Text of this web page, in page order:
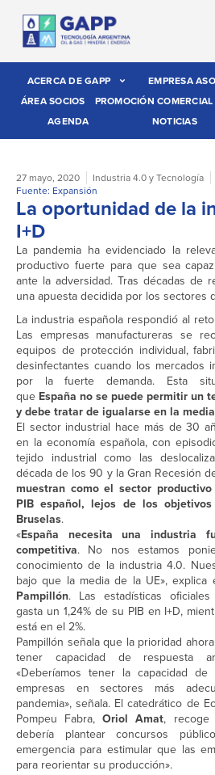
ACERCA DE GAPP EMPRESA
ÁREA SOCIOS
PROMOCIÓN COMERCIAL
AGENDA
NOTICIAS
27 mayo, 2020 Industria 4.0 y Tecnología
Fuente: Expansión
La oportunidad de la
I+D
La pandemia ha evidenciado la
productivo fuerte para que sea
ante la adversidad. Tras décadas de
una apuesta decidida por los sectores
La industria española respondió al
Las empresas manufactureras se
equipos de protección individual,
desinfectantes cuando los mercados
por la fuerte demanda. Esta
que España no se puede permitir un
y debe tratar de igualarse en la
El sector industrial hace más de 30
en la economía española, con
tejido industrial como las
década de los 90 y la Gran Recesión
muestran como el sector
PIB español, lejos de los
Bruselas.
«España necesita una industria
competitiva. No nos estamos
conocimiento de la industria 4.0.
bajo que la media de la UE», explica
Pampillón. Las estadísticas
gasta un 1,24% de su PIB en I+D,
está en el 2%.
Pampillón señala que la prioridad
tener capacidad de respuesta
«Deberíamos tener la capacidad de
empresas en sectores más
pandemia», señala. El catedrático de
Pompeu Fabra,Oriol Amat, recoge
debería plantear concursos
emergencia para estimular que las
para reorientar su producción».